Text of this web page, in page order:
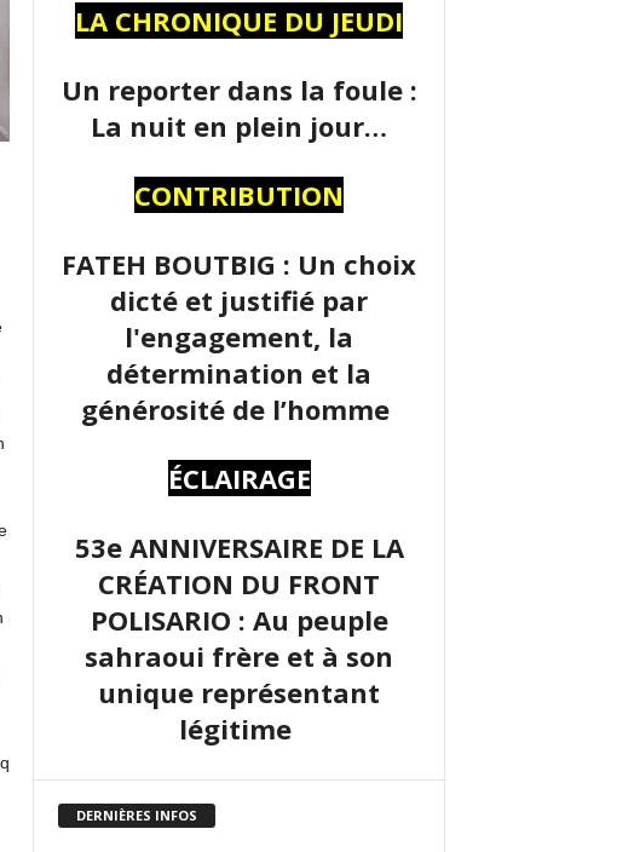
LA CHRONIQUE DU JEUDI
Un reporter dans la foule :
La nuit en plein jour…
CONTRIBUTION
FATEH BOUTBIG : Un choix
dicté et justifié par
l'engagement, la
détermination et la
générosité de l’homme
ÉCLAIRAGE
53e ANNIVERSAIRE DE LA
CRÉATION DU FRONT
POLISARIO : Au peuple
sahraoui frère et à son
unique représentant
légitime
DERNIÈRES INFOS